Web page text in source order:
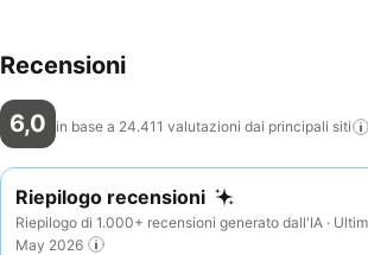
Recensioni
6,0 in base a 24.411 valutazioni dai principali siti
Riepilogo recensioni
Riepilogo di 1.000+ recensioni generato dall'IA ·
May 2026